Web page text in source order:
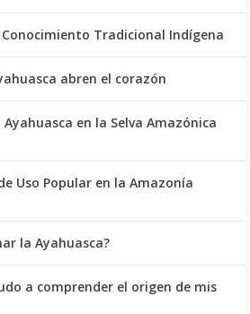
Tradicional Indígena
abren el corazón
en la Selva Amazónica
Uso Popular en la Amazonía
la Ayahuasca?
a comprender el origen de mis